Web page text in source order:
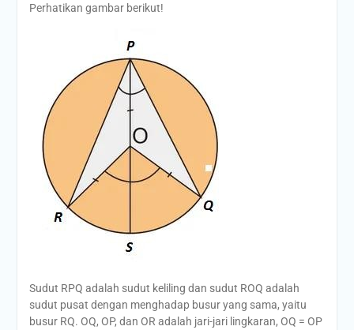
Perhatikan gambar berikut!
Sudut RPQ adalah sudut keliling dan sudut ROQ adalah
sudut pusat dengan menghadap busur yang sama, yaitu
busur RQ. OQ, OP, dan OR adalah jari-jari lingkaran, OQ = OP